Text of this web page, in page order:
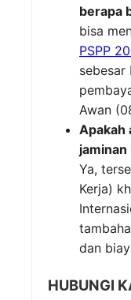
berapa
bisa
PSPP
sebesar
Awan
Apakah
jaminan
Ya,
Kerja)
dan
HUBUNGI